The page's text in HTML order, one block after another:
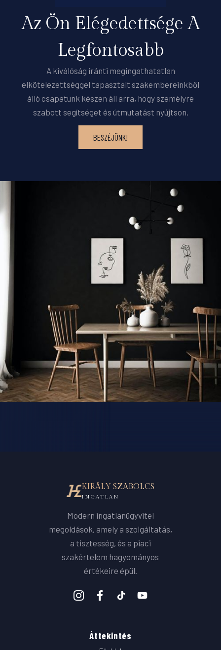
Az Ön Elégedettsége A
Legfontosabb
A kiválóság iránti megingathatatlan
elkötelezettséggel tapasztalt szakembereinkből
álló csapatunk készen áll arra, hogy személyre
szabott segítséget és útmutatást nyújtson.
BESZÉJÜNK!
KIRÁLY SZABOLCS
INGATLAN
Modern ingatlanügyvitel
megoldások, amely a szolgáltatás,
a tisztesség, és a piaci
szakértelem hagyományos
értékeire épül.
Áttekintés